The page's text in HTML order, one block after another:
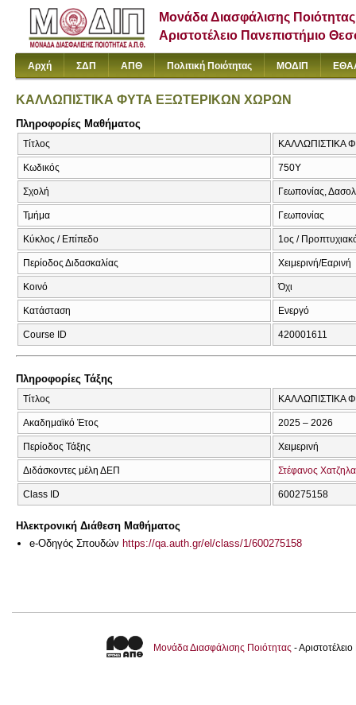
Μονάδα Διασφάλισης Ποιότητας
Αριστοτέλειο Πανεπιστήμιο
Αρχή ΣΔΠ ΑΠΘ Πολιτική Ποιότητας ΜΟΔΙΠ
ΚΑΛΛΩΠΙΣΤΙΚΑ ΦΥΤΑ ΕΞΩΤΕΡΙΚΩΝ ΧΩΡΩΝ
Πληροφορίες Μαθήματος
Τίτλος ΚΑΛΛΩΠΙΣΤΙΚΑ
Κωδικός 750Υ
Σχολή Γεωπονίας,
Τμήμα Γεωπονίας
Κύκλος / Επίπεδο 1ος /
Περίοδος Διδασκαλίας Χειμερινή/Εαρινή
Κοινό Όχι
Κατάσταση Ενεργό
Course ID 420001611
Πληροφορίες Τάξης
Τίτλος ΚΑΛΛΩΠΙΣΤΙΚΑ
Ακαδημαϊκό Έτος 2025 – 2026
Περίοδος Τάξης Χειμερινή
Διδάσκοντες μέλη ΔΕΠ Στέφανος
Class ID 600275158
Ηλεκτρονική Διάθεση Μαθήματος
e-Οδηγός Σπουδών https://qa.auth.gr/el/class/1/600275158
Μονάδα Διασφάλισης Ποιότητας -